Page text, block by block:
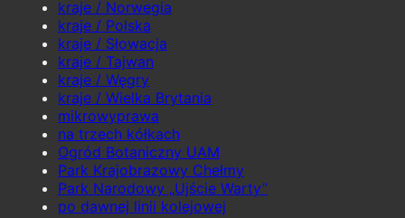
kraje / Norwegia
kraje / Polska
kraje / Słowacja
kraje / Tajwan
kraje / Węgry
kraje / Wielka Brytania
mikrowyprawa
na trzech kółkach
Ogród Botaniczny UAM
Park Krajobrazowy Chełmy
Park Narodowy „Ujście Warty”
po dawnej linii kolejowej